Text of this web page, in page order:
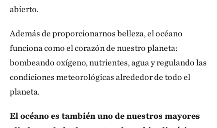
abierto.
Además de proporcionarnos belleza, el océano
funciona como el corazón de nuestro planeta:
bombeando oxígeno, nutrientes, agua y regulando las
condiciones meteorológicas alrededor de todo el
planeta.
El océano es también uno de nuestros mayores